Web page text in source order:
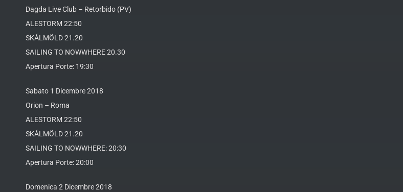
Dagda Live Club – Retorbido (PV)
ALESTORM 22:50
SKÁLMÖLD 21.20
SAILING TO NOWWHERE 20.30
Apertura Porte: 19:30
Sabato 1 Dicembre 2018
Orion – Roma
ALESTORM 22:50
SKÁLMÖLD 21.20
SAILING TO NOWWHERE: 20:30
Apertura Porte: 20:00
Domenica 2 Dicembre 2018